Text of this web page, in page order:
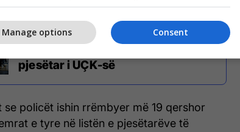
Arrestohet një qytetar i Kosovës në
pjesëtar i UÇK-së
se policët ishin rrëmbyer më 19 qershor
e tyre në listën e pjesëtarëve të
Consent
Manage options